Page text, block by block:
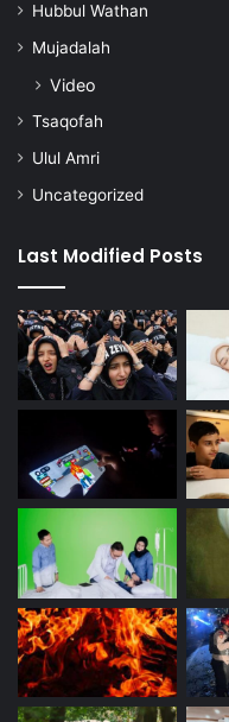
Hubbul Wathan
Mujadalah
Video
Tsaqofah
Ulul Amri
Uncategorized
Last Modified Posts